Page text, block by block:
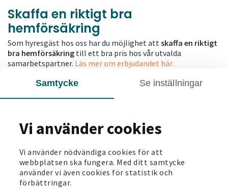
Samtycke Se inställningar
Vi använder cookies
Vi använder nödvändiga cookies för att
webbplatsen ska fungera. Med ditt samtycke
använder vi även cookies för statistik och
förbättringar.
Skaffa en riktigt bra
hemförsäkring
Som hyresgäst hos oss har du möjlighet attskaffa en riktigt
bra hemförsäkring till ett bra pris hos vår utvalda
samarbetspartner. Läs mer om erbjudandet här.
Testa din brandvarnare
Piper den så är allt bra. Om den inte piper kan du byta
batteriet och testa igen. Gör en serviceanmälan på Mina
brandvarnare kan du kontakta oss, så ser vi till att du får en.
Se gärna vår film om hur du tar hand om din brandvarnare
och byter batterier.Fler tips för brandsäkerhet.